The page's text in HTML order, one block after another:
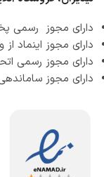
دارای مجوز رسمی
دارای مجوز اینماد
دارای مجوز رسمی
دارای مجوز